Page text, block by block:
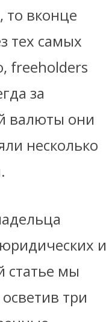
то вконце
тех самых
freeholders
за
валюты они
несколько
и
статье мы
три